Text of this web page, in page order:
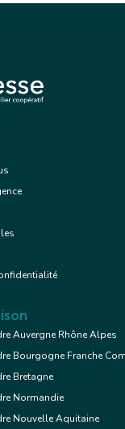
Auvergne Rhône Alpes
Bourgogne Franche
Bretagne
Normandie
Nouvelle Aquitaine